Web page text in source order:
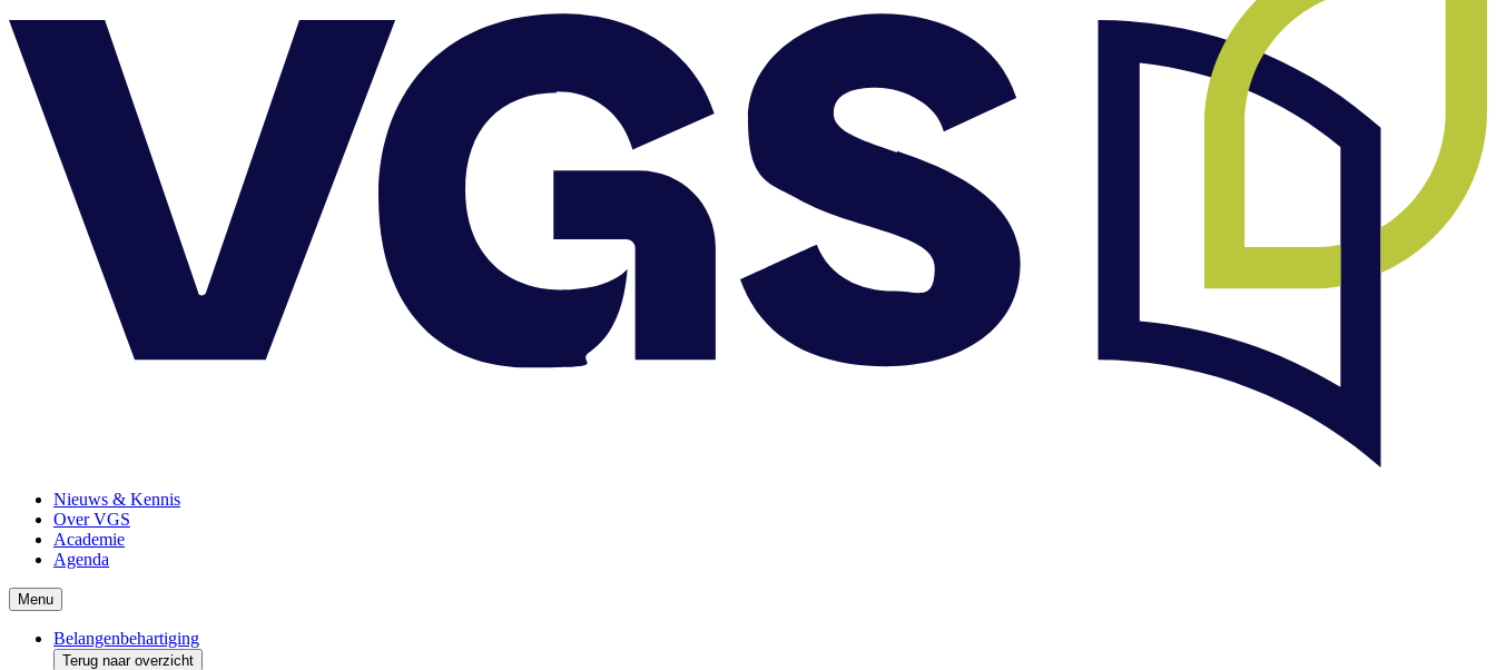
Nieuws & Kennis
Over VGS
Academie
Agenda
Menu
Belangenbehartiging
Terug naar overzicht